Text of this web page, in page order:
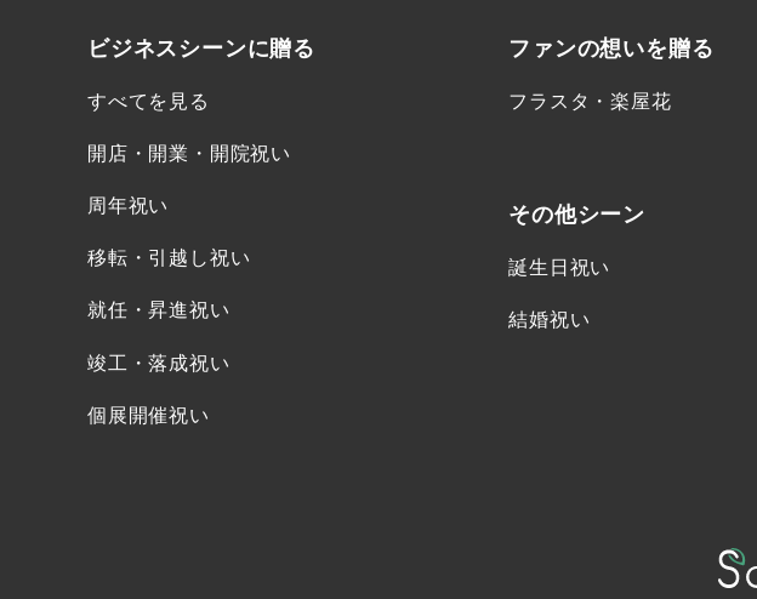
ビジネスシーンに贈る
すべてを見る
開店・開業・開院祝い
周年祝い
移転・引越し祝い
就任・昇進祝い
竣工・落成祝い
個展開催祝い
ファンの想いを贈る
フラスタ・楽屋花
その他シーン
誕生日祝い
結婚祝い